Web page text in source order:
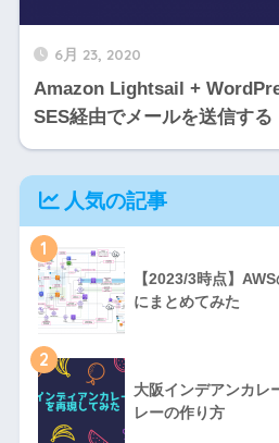
6月 23, 2020
Amazon Lightsail +
SES経由でメールを送信する
人気の記事
1
【2023/3時点】
にまとめてみた
2
大阪インデアンカレ
レーの作り方